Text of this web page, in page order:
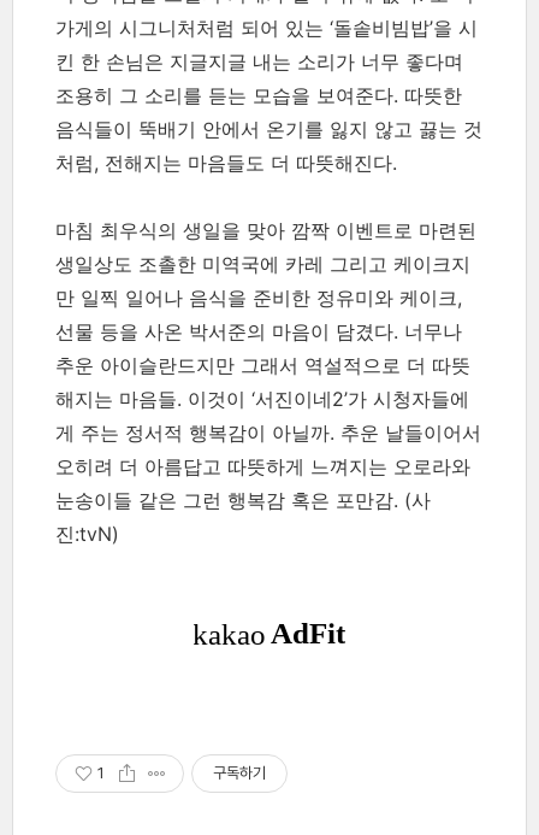
가게의 시그니처처럼 되어 있는 ‘돌솥비빔밥’을 시
킨 한 손님은 지글지글 내는 소리가 너무 좋다며
조용히 그 소리를 듣는 모습을 보여준다. 따뜻한
음식들이 뚝배기 안에서 온기를 잃지 않고 끓는 것
처럼, 전해지는 마음들도 더 따뜻해진다.
마침 최우식의 생일을 맞아 깜짝 이벤트로 마련된
생일상도 조촐한 미역국에 카레 그리고 케이크지
만 일찍 일어나 음식을 준비한 정유미와 케이크,
선물 등을 사온 박서준의 마음이 담겼다. 너무나
추운 아이슬란드지만 그래서 역설적으로 더 따뜻
해지는 마음들. 이것이 ‘서진이네2’가 시청자들에
게 주는 정서적 행복감이 아닐까. 추운 날들이어서
오히려 더 아름답고 따뜻하게 느껴지는 오로라와
눈송이들 같은 그런 행복감 혹은 포만감. (사
진:tvN)
1 구독하기